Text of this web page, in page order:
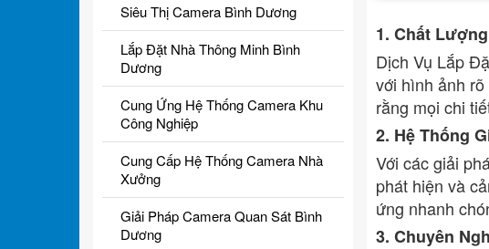
1. Chất
Dịch Vụ Lắp
với hình ảnh
rằng mọi chi
2. Hệ Thống
Với các giải
phát hiện và
ứng nhanh
3. Chuyên
Siêu Thị Camera Bình Dương
Lắp Đặt Nhà Thông Minh Bình
Dương
Cung Ứng Hệ Thống Camera Khu
Công Nghiệp
Cung Cấp Hệ Thống Camera Nhà
Xưởng
Giải Pháp Camera Quan Sát Bình
Dương